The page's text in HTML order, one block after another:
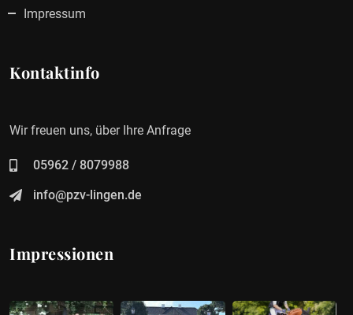
Impressum
Kontaktinfo
Wir freuen uns, über Ihre Anfrage
05962 / 8079988
info@pzv-lingen.de
Impressionen